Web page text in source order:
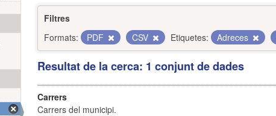
Filtres
Formats:
PDF CSV Etiquetes: Adreces
Resultat de la cerca: 1 conjunt de dades
Carrers
Carrers del municipi.